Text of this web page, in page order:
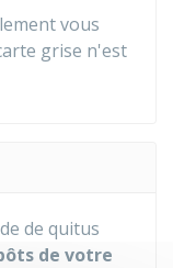
vous
grise n'est
de quitus
de votre